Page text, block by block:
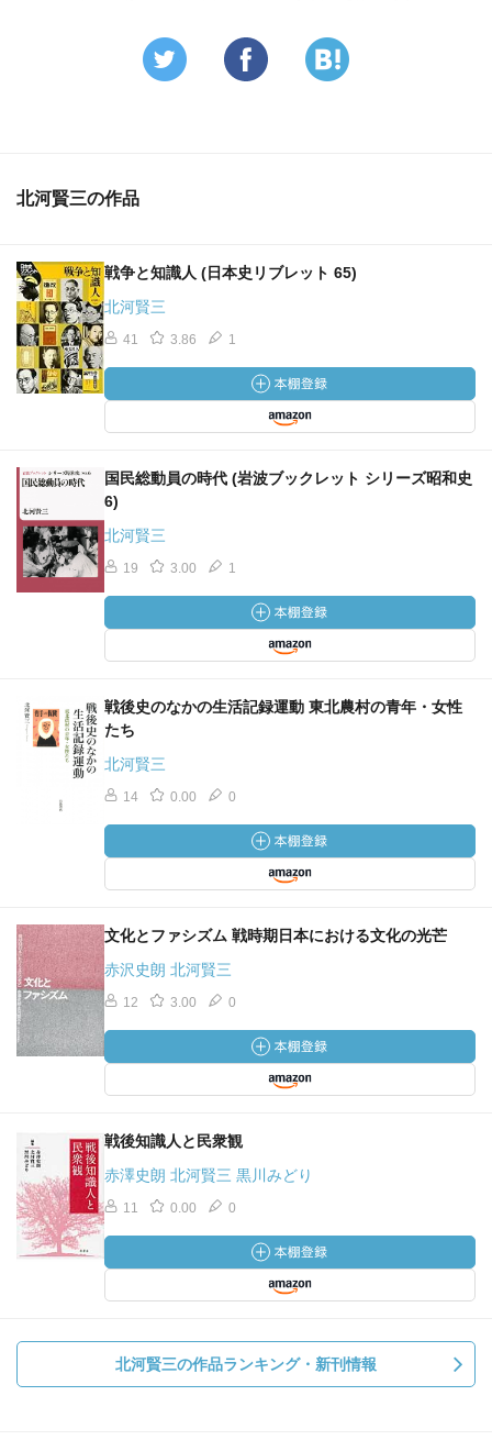
北河賢三の作品
戦争と知識人 (日本史リブレット 65)
北河賢三
41 3.86 1
国民総動員の時代 (岩波ブックレット シリーズ昭和史
6)
北河賢三
19 3.00 1
戦後史のなかの生活記録運動 東北農村の青年・女性
たち
北河賢三
14 0.00 0
文化とファシズム 戦時期日本における文化の光芒
赤沢史朗 北河賢三
12 3.00 0
戦後知識人と民衆観
赤澤史朗 北河賢三 黒川みどり
11 0.00 0
北河賢三の作品ランキング・新刊情報